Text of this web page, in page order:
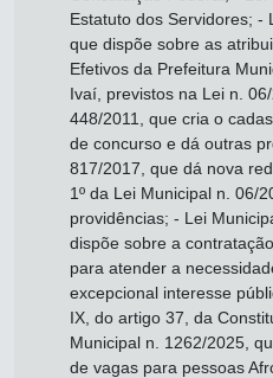
Estatuto dos Servidores; -
que dispõe sobre as
Efetivos da Prefeitura
Ivaí, previstos na Lei n.
448/2011, que cria o
de concurso e dá outras
817/2017, que dá nova
1º da Lei Municipal n. 06/
providências; - Lei
dispõe sobre a
para atender a
excepcional interesse
IX, do artigo 37, da
Municipal n. 1262/2025,
de vagas para pessoas